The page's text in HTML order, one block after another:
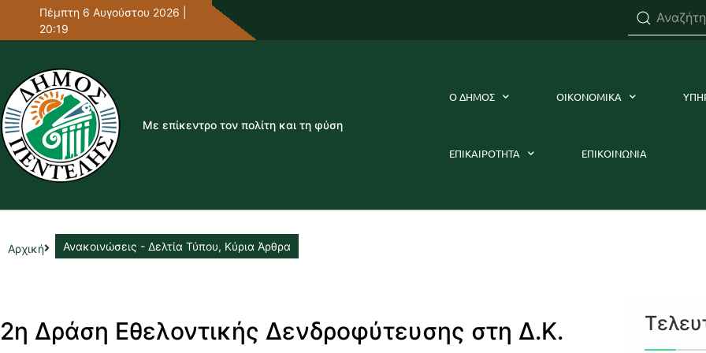
Πέμπτη 6 Αυγούστου 2026 |
20:19
Με επίκεντρο τον πολίτη και τη φύση
Ο ΔΗΜΟΣ ΟΙΚΟΝΟΜΙΚΑ
ΕΠΙΚΑΙΡΟΤΗΤΑ ΕΠΙΚΟΙΝΩΝΙΑ
Αρχική Ανακοινώσεις - Δελτία Τύπου, Κύρια Άρθρα
2η Δράση Εθελοντικής Δενδροφύτευσης στη Δ.Κ.